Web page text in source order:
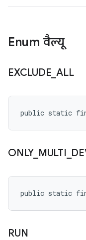
Enum वैल्यू
EXCLUDE ALL
public static
ONLY_ MULTI
public static
RUN